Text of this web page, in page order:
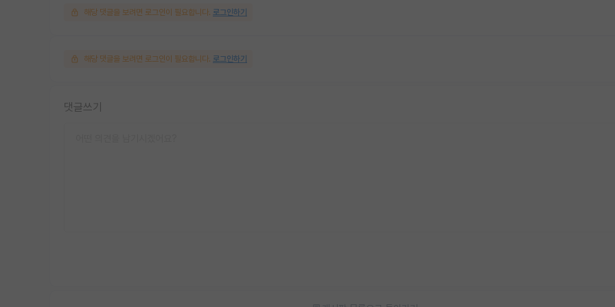
해당 댓글을 보려면 로그인이 필요합니다. 로그인하기
해당 댓글을 보려면 로그인이 필요합니다. 로그인하기
댓글쓰기